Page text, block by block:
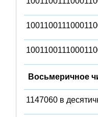
Восьмеричное
1147060 в